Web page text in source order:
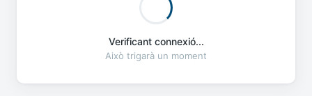
Verificant connexió...
Això trigarà un moment